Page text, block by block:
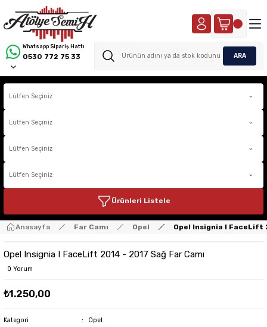
Whatsapp Sipariş Hattı
0530 772 75 33 ARA
Ürünleri Listele
Anasayfa Far Camı Opel Opel Insignia I FaceLift
Opel Insignia I FaceLift 2014 - 2017 Sağ Far Camı
0 Yorum
₺1.250,00
Kategori
Opel